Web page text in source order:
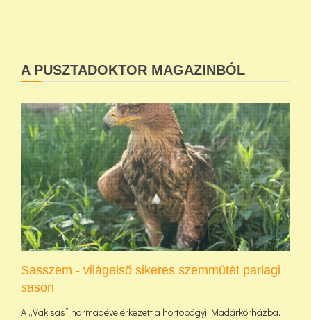
A PUSZTADOKTOR MAGAZINBÓL
Sasszem - világelső sikeres szemműtét parlagi
sason
A „Vak sas” harmadéve érkezett a hortobágyi Madárkórházba.